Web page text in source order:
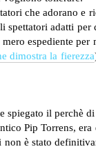
che adorano e
spettatori adatti per
espediente
dimostra la fierezza
il perchè
Pip Torrens, era
è stato